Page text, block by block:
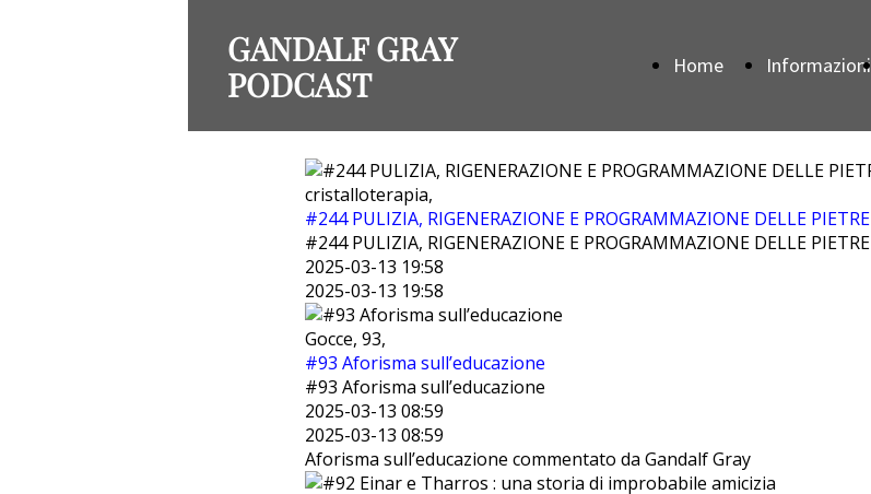
Home Informazioni
GANDALF GRAY
PODCAST
cristalloterapia,
#244 PULIZIA, RIGENERAZIONE E PROGRAMMAZIONE DELLE PIETRE
#244 PULIZIA, RIGENERAZIONE E PROGRAMMAZIONE DELLE PIETRE
2025-03-13 19:58
2025-03-13 19:58
Gocce, 93,
#93 Aforisma sull’educazione
#93 Aforisma sull’educazione
2025-03-13 08:59
2025-03-13 08:59
Aforisma sull’educazione commentato da Gandalf Gray